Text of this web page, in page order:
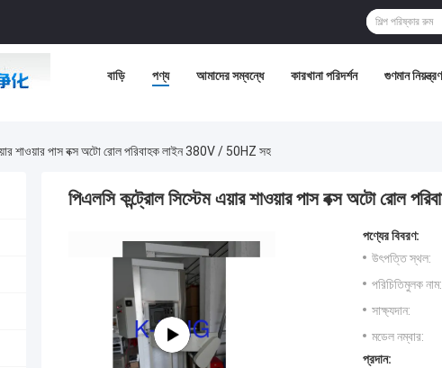
বাড়ি পণ্য আমাদের সম্বন্ধে কারখানা পরিদর্শন গুণমান নিয়ন্ত্রণ
শাওয়ার পাস বক্স অটো রোল পরিবাহক লাইন 380V / 50HZ সহ
পিএলসি কন্ট্রোল সিস্টেম এয়ার শাওয়ার পাস বক্স অটো রোল
পণ্যের বিবরণ:
উৎপত্তি স্থল:
পরিচিতিমুলক নাম:
সাক্ষ্যদান:
মডেল নম্বার:
প্রদান: